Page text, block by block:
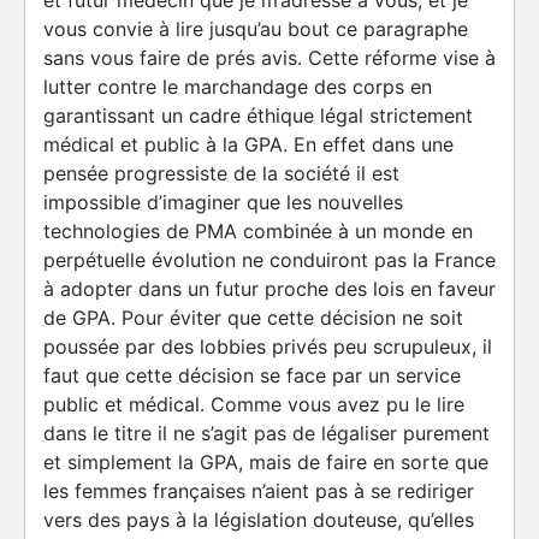
vous convie à lire jusqu’au bout ce paragraphe
sans vous faire de prés avis. Cette réforme vise à
lutter contre le marchandage des corps en
garantissant un cadre éthique légal strictement
médical et public à la GPA. En effet dans une
pensée progressiste de la société il est
impossible d’imaginer que les nouvelles
technologies de PMA combinée à un monde en
perpétuelle évolution ne conduiront pas la France
à adopter dans un futur proche des lois en faveur
de GPA. Pour éviter que cette décision ne soit
poussée par des lobbies privés peu scrupuleux, il
faut que cette décision se face par un service
public et médical. Comme vous avez pu le lire
dans le titre il ne s’agit pas de légaliser purement
et simplement la GPA, mais de faire en sorte que
les femmes françaises n’aient pas à se rediriger
vers des pays à la législation douteuse, qu’elles